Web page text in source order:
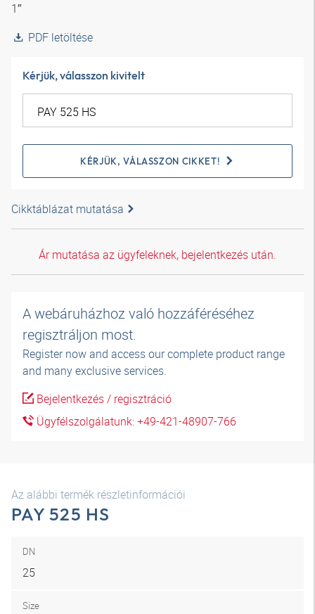
1″
PDF letöltése
Kérjük, válasszon kivitelt
KÉRJÜK, VÁLASSZON CIKKET!
Cikktáblázat mutatása
Ár mutatása az ügyfeleknek, bejelentkezés után.
A webáruházhoz való hozzáféréséhez
regisztráljon most.
Register now and access our complete product range
and many exclusive services.
Bejelentkezés / regisztráció
Ügyfélszolgálatunk: +49-421-48907-766
Az alábbi termék részletinformációi
PAY 525 HS
DN
25
Size